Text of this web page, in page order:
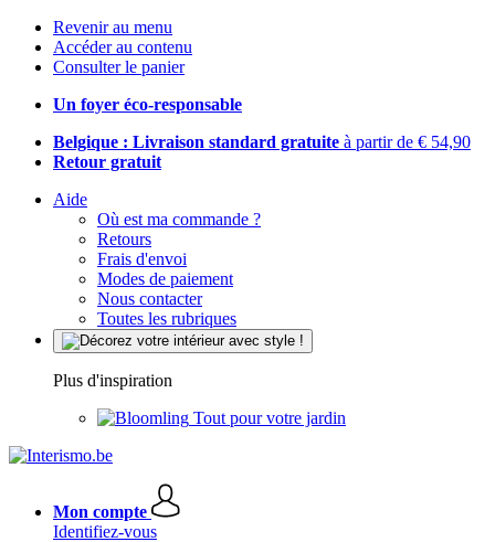
Revenir au menu
Accéder au contenu
Consulter le panier
Un foyer éco-responsable
Belgique : Livraison standard gratuite à partir de € 54,90
Retour gratuit
Aide
Où est ma commande ?
Retours
Frais d'envoi
Modes de paiement
Nous contacter
Toutes les rubriques
Plus d'inspiration
Tout pour votre jardin
Mon compte
Identifiez-vous